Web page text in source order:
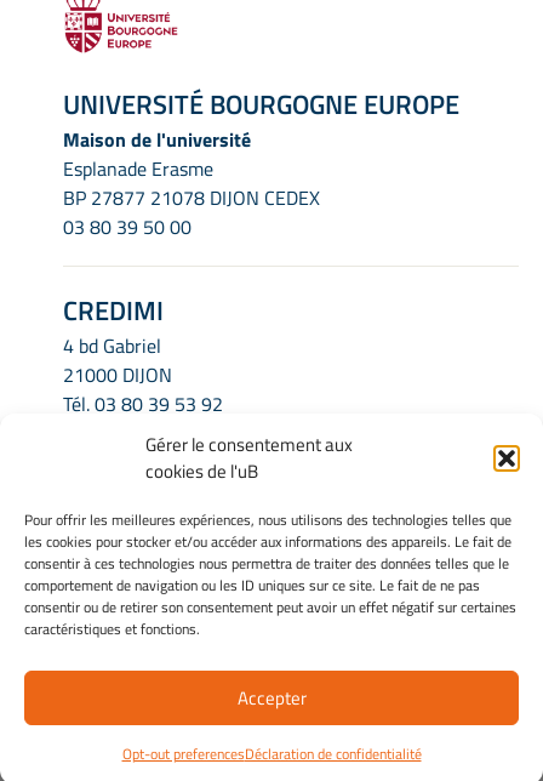
Gérer le consentement aux
cookies de l'uB
Pour offrir les meilleures expériences, nous utilisons des technologies telles que
les cookies pour stocker et/ou accéder aux informations des appareils. Le fait de
consentir à ces technologies nous permettra de traiter des données telles que le
comportement de navigation ou les ID uniques sur ce site. Le fait de ne pas
consentir ou de retirer son consentement peut avoir un effet négatif sur certaines
caractéristiques et fonctions.
Accepter
Opt-out preferencesDéclaration de confidentialité
UNIVERSITÉ BOURGOGNE EUROPE
Maison de l'université
Esplanade Erasme
BP 27877 21078 DIJON CEDEX
03 80 39 50 00
CREDIMI
4 bd Gabriel
21000 DIJON
Tél.03 80 39 53 92
credimi.secretariat@u-bourgogne.fr
INFORMATIONS LÉGALES
Mentions légales
Gérer mes cookies
Politique de cookies
Déclaration de confidentialité
Avertissement
Site Officiel - Credimi @ 2026
Copyright Université de Bourgogne Europe